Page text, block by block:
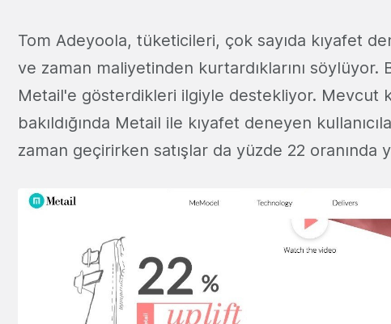
Tom Adeyoola, tüketicileri, çok sayıda kıyafet
ve zaman maliyetinden kurtardıklarını söylüyor.
Metail'e gösterdikleri ilgiyle destekliyor. Mevcut
bakıldığında Metail ile kıyafet deneyen
zaman geçirirken satışlar da yüzde 22 oranında